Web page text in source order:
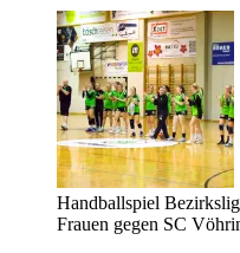
Handballspiel
Frauen gegen SC